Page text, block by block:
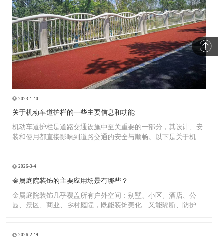
2023-1-10
关于机动车道护栏的一些主要信息和功能
机动车道护栏是道路交通设施中至关重要的一部分，其设计、安
装和使用都直接影响到道路交通的安全与顺畅。以下是关于机动
2026-3-4
金属庭院装饰的主要应用场景有哪些？
金属庭院装饰几乎覆盖所有户外空间：别墅、小区、酒店、公
园、景区、商业、乡村庭院，既能装饰美化，又能隔断、防护、
2026-2-19